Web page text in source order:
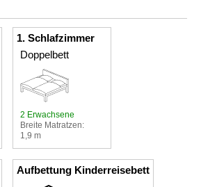
1. Schlafzimmer
Doppelbett
2 Erwachsene
Breite Matratzen:
1,9 m
Aufbettung Kinderreisebett